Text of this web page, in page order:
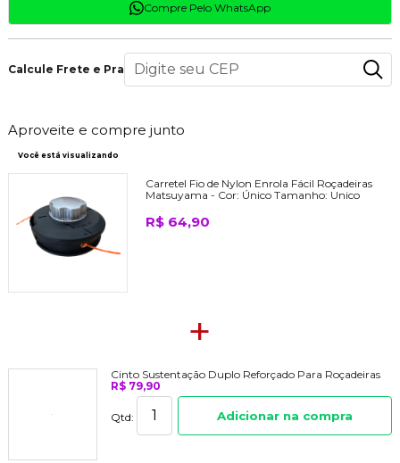
Compre Pelo WhatsApp
Calcule Frete e Prazo
Aproveite e compre junto
Você está visualizando
Carretel Fio de Nylon Enrola Fácil Roçadeiras
Matsuyama - Cor: Único Tamanho: Unico
R$ 64,90
+
Cinto Sustentação Duplo Reforçado Para Roçadeiras
R$ 79,90
Qtd: Adicionar na compra